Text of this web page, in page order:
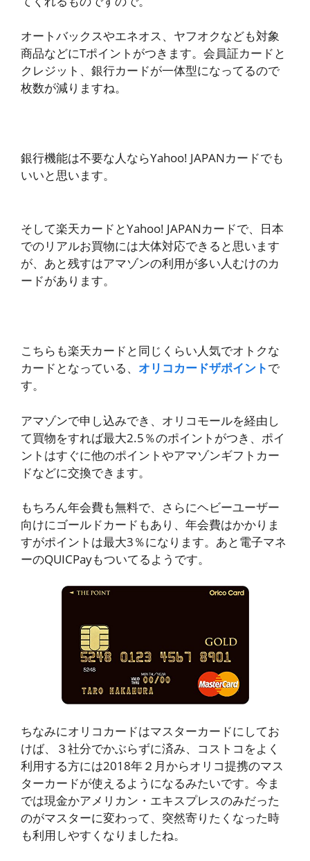
オートバックスやエネオス、ヤフオクなども対象
商品などにTポイントがつきます。会員証カードと
クレジット、銀行カードが一体型になってるので
枚数が減りますね。
銀行機能は不要な人ならYahoo! JAPANカードでも
いいと思います。
そして楽天カードとYahoo! JAPANカードで、日本
でのリアルお買物には大体対応できると思います
が、あと残すはアマゾンの利用が多い人むけのカ
ードがあります。
こちらも楽天カードと同じくらい人気でオトクな
カードとなっている、 オリコカードザポイントで
す。
アマゾンで申し込みでき、オリコモールを経由し
て買物をすれば最大2.5％のポイントがつき、ポイ
ントはすぐに他のポイントやアマゾンギフトカー
ドなどに交換できます。
もちろん年会費も無料で、さらにヘビーユーザー
向けにゴールドカードもあり、年会費はかかりま
すがポイントは最大3％になります。あと電子マネ
ーのQUICPayもついてるようです。
ちなみにオリコカードはマスターカードにしてお
けば、３社分でかぶらずに済み、コストコをよく
利用する方には2018年２月からオリコ提携のマス
ターカードが使えるようになるみたいです。今ま
では現金かアメリカン・エキスプレスのみだった
のがマスターに変わって、突然寄りたくなった時
も利用しやすくなりましたね。